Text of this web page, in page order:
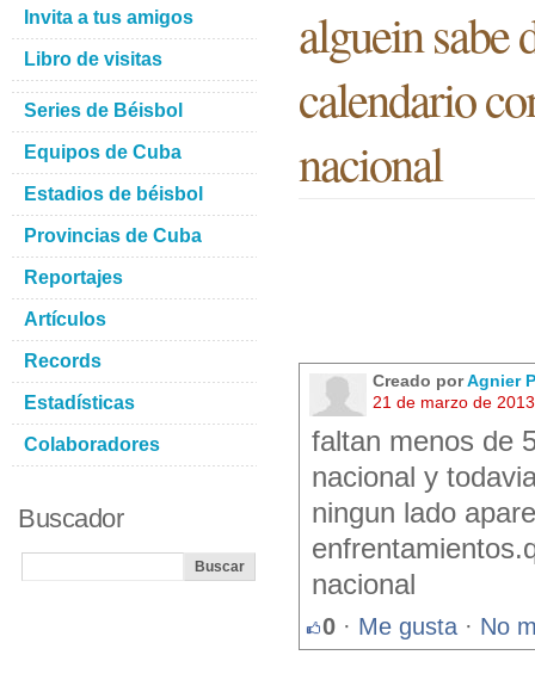
alguein sabe
calendario
nacional
Creado porAgnier
21 de marzo de
faltan menos de
nacional y
ningun lado
nacional
0 · Me gusta · No
Invita a tus amigos
Libro de visitas
Series de Béisbol
Equipos de Cuba
Estadios de béisbol
Provincias de Cuba
Reportajes
Artículos
Records
Estadísticas
Colaboradores
Buscador